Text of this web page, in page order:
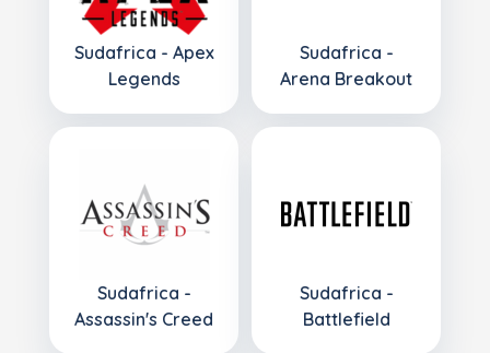
Sudafrica - Apex
Legends
Sudafrica -
Arena Breakout
Sudafrica -
Assassin's Creed
Sudafrica -
Battlefield